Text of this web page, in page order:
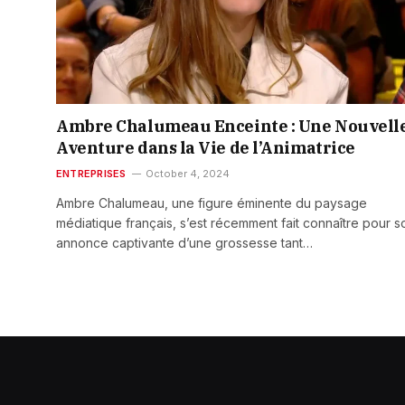
Ambre Chalumeau Enceinte : Une
Aventure dans la Vie de l’Animatrice
ENTREPRISES October 4, 2024
Ambre Chalumeau, une figure éminente du paysage
médiatique français, s’est récemment fait connaître pour
annonce captivante d’une grossesse tant…